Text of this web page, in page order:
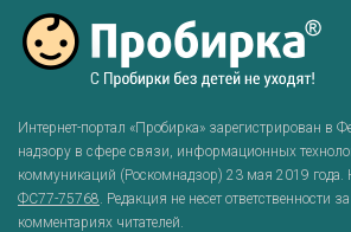
Интернет-портал «Пробирка» зарегистрирован в
надзору в сфере связи, информационных
коммуникаций (Роскомнадзор) 23 мая 2019 года.
ФС77-75768. Редакция не несет ответственности
комментариях читателей.